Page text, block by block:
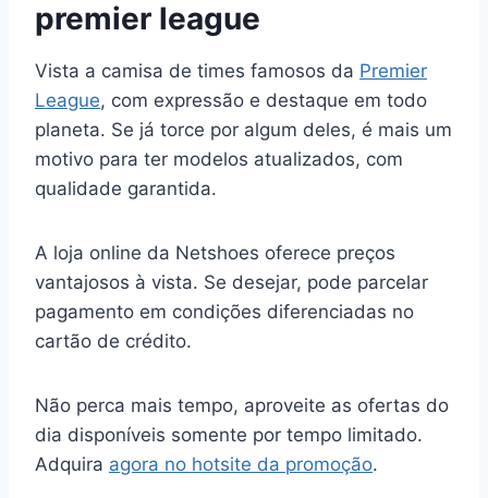
premier league
Vista a camisa de times famosos da Premier
League, com expressão e destaque em todo
planeta. Se já torce por algum deles, é mais um
motivo para ter modelos atualizados, com
qualidade garantida.
A loja online da Netshoes oferece preços
vantajosos à vista. Se desejar, pode parcelar
pagamento em condições diferenciadas no
cartão de crédito.
Não perca mais tempo, aproveite as ofertas do
dia disponíveis somente por tempo limitado.
Adquira agora no hotsite da promoção.